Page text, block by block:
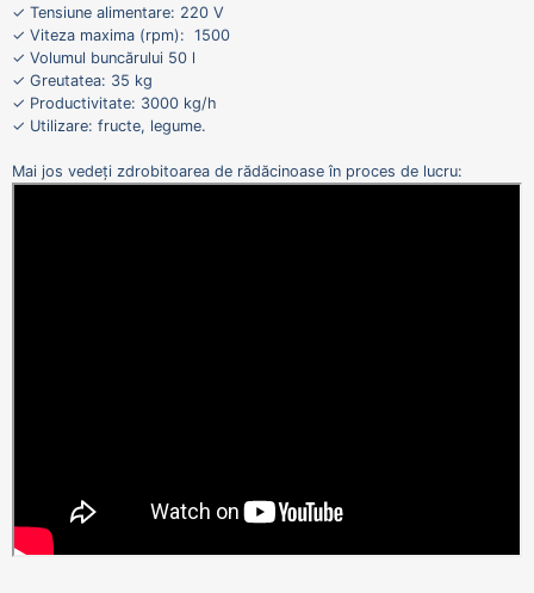
✓ Tensiune alimentare: 220 V
✓ Viteza maxima (rpm): 1500
✓ Volumul buncărului 50 l
✓ Greutatea: 35 kg
✓ Productivitate: 3000 kg/h
✓ Utilizare: fructe, legume.
Mai jos vedeți zdrobitoarea de rădăcinoase în proces de lucru: